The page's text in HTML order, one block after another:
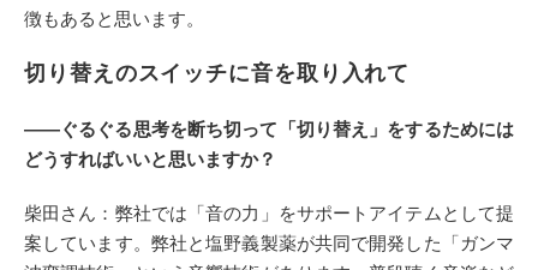
徴もあると思います。
切り替えのスイッチに音を取り入れて
――ぐるぐる思考を断ち切って「切り替え」をするためには
どうすればいいと思いますか？
柴田さん：弊社では「音の力」をサポートアイテムとして提
案しています。弊社と塩野義製薬が共同で開発した「ガンマ